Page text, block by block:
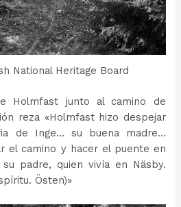
National Heritage Board
Holmfast junto al camino de
reza «Holmfast hizo despejar
de Inge… su buena madre…
el camino y hacer el puente en
padre, quien vivía en Näsby.
Östen)»